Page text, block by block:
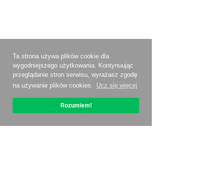
Ta strona używa plików cookie dla
wygodniejszego użytkowania. Kontynuując
przeglądanie stron serwisu, wyrażasz zgodę
na używanie plików cookies. Ucz się więcej
Rozumiem!